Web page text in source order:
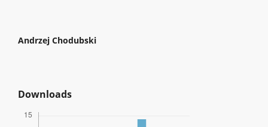
Andrzej Chodubski
Downloads